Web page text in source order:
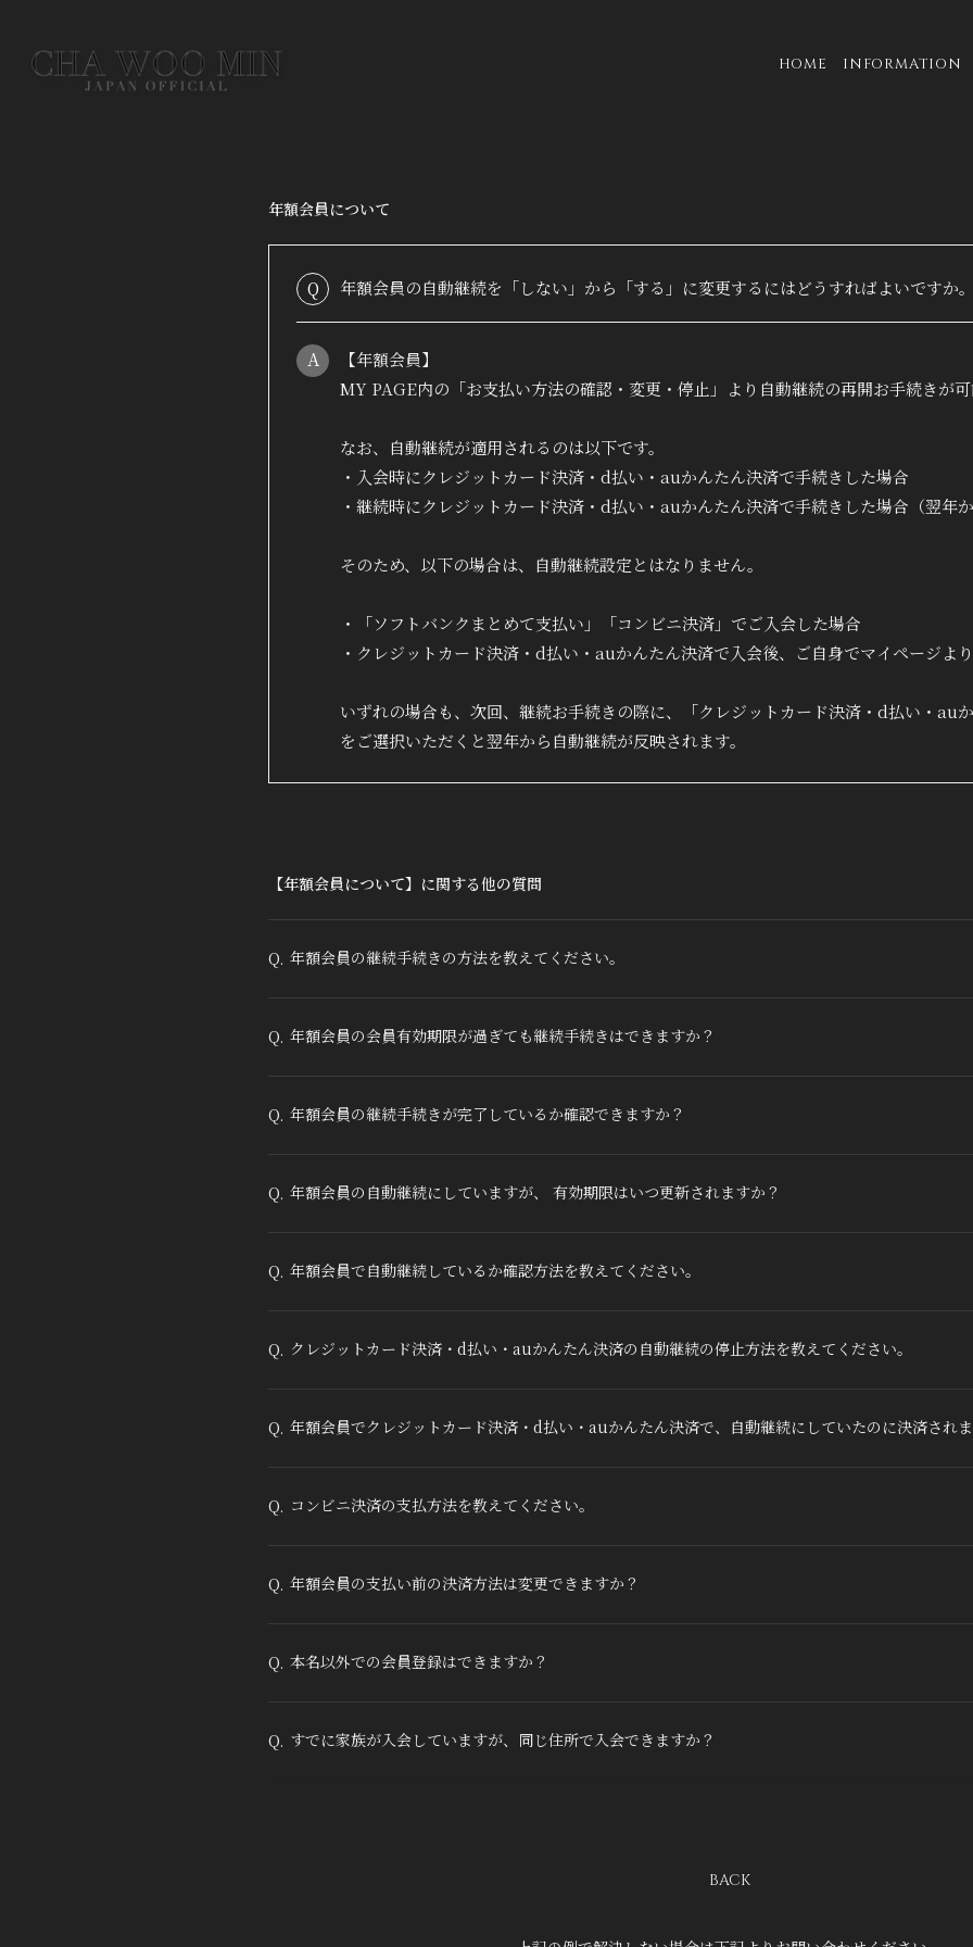
HOME INFORMATION
年額会員について
Q 年額会員の自動継続を「しない」から「する」に変更するにはどうすればよいですか。
A
【年額会員】
MY PAGE内の「お支払い方法の確認・変更・停止」より自動継続の再開お手続きが可
なお、自動継続が適用されるのは以下です。
・入会時にクレジットカード決済・d払い・auかんたん決済で手続きした場合
・継続時にクレジットカード決済・d払い・auかんたん決済で手続きした場合（翌年か
そのため、以下の場合は、自動継続設定とはなりません。
・「ソフトバンクまとめて支払い」「コンビニ決済」でご入会した場合
・クレジットカード決済・d払い・auかんたん決済で入会後、ご自身でマイページよ
いずれの場合も、次回、継続お手続きの際に、「クレジットカード決済・d払い・au
をご選択いただくと翌年から自動継続が反映されます。
【年額会員について】に関する他の質問
Q. 年額会員の継続手続きの方法を教えてください。
Q. 年額会員の会員有効期限が過ぎても継続手続きはできますか？
Q. 年額会員の継続手続きが完了しているか確認できますか？
Q. 年額会員の自動継続にしていますが、 有効期限はいつ更新されますか？
Q. 年額会員で自動継続しているか確認方法を教えてください。
Q. クレジットカード決済・d払い・auかんたん決済の自動継続の停止方法を教えてください。
Q. 年額会員でクレジットカード決済・d払い・auかんたん決済で、自動継続にしていたのに決済されま
Q. コンビニ決済の支払方法を教えてください。
Q. 年額会員の支払い前の決済方法は変更できますか？
Q. 本名以外での会員登録はできますか？
Q. すでに家族が入会していますが、同じ住所で入会できますか？
BACK